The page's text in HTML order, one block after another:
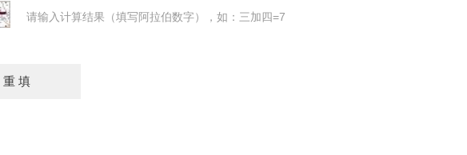
请输入计算结果（填写阿拉伯数字），如：三加四=7